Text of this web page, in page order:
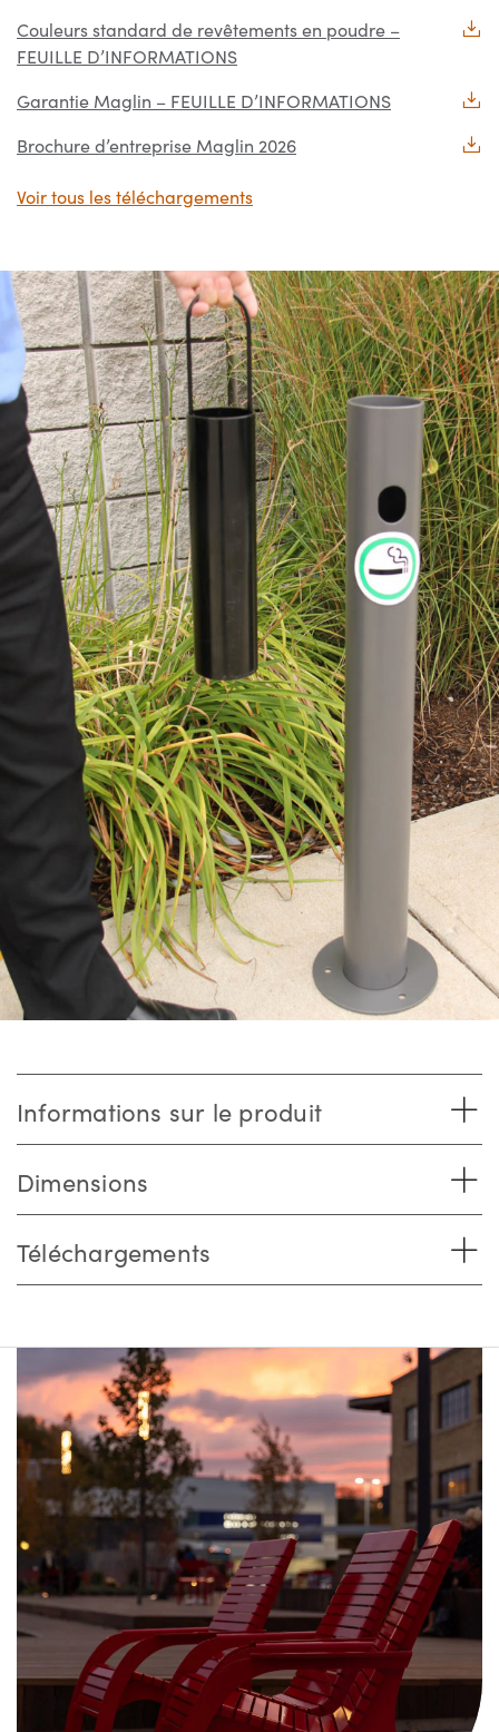
Couleurs standard de revêtements en poudre –
FEUILLE D’INFORMATIONS
Garantie Maglin – FEUILLE D’INFORMATIONS
Brochure d’entreprise Maglin 2026
Voir tous les téléchargements
Informations sur le produit
Dimensions
Téléchargements